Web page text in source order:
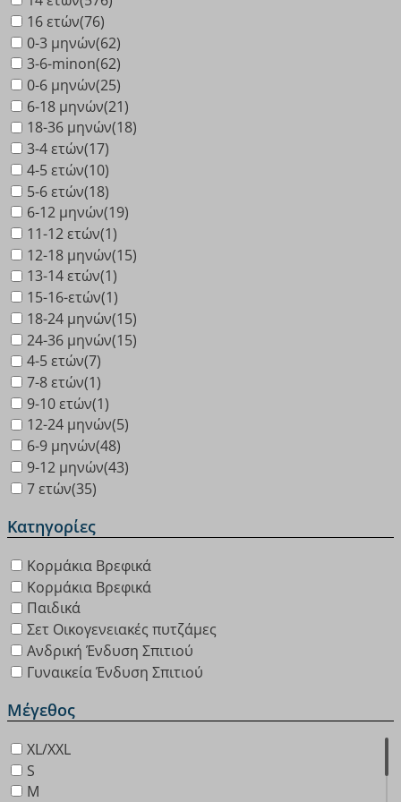
16 ετών(76)
0-3 μηνών(62)
3-6-minon(62)
0-6 μηνών(25)
6-18 μηνών(21)
18-36 μηνών(18)
3-4 ετών(17)
4-5 ετών(10)
5-6 ετών(18)
6-12 μηνών(19)
11-12 ετών(1)
12-18 μηνών(15)
13-14 ετών(1)
15-16-ετών(1)
18-24 μηνών(15)
24-36 μηνών(15)
4-5 ετών(7)
7-8 ετών(1)
9-10 ετών(1)
12-24 μηνών(5)
6-9 μηνών(48)
9-12 μηνών(43)
7 ετών(35)
Κατηγορίες
Κορμάκια Βρεφικά
Κορμάκια Βρεφικά
Παιδικά
Σετ Οικογενειακές πυτζάμες
Ανδρική Ένδυση Σπιτιού
Γυναικεία Ένδυση Σπιτιού
Μέγεθος
XL/XXL
S
M